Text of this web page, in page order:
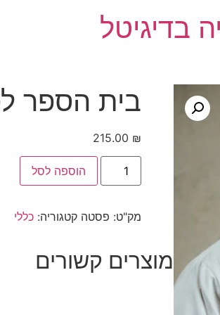
בדיגיטל
בית הספר
215.00 ₪
הוספה לסל
מק"ט: פסטה קטגוריה: כללי
מוצרים קשורים